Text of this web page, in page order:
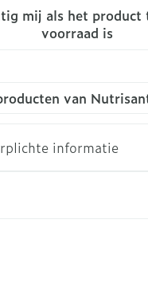
mij als het product
voorraad is
van
informatie